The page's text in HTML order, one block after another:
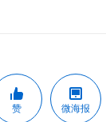
赞 微海报